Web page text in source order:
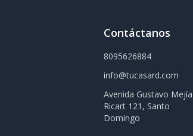
Contáctanos
8095626884
info@tucasard.com
Avenida Gustavo Mejía
Ricart 121, Santo
Domingo